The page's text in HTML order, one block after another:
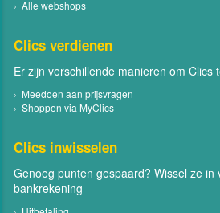
Alle webshops
Clics verdienen
Er zijn verschillende manieren om Clics
Meedoen aan prijsvragen
Shoppen via MyClics
Clics inwisselen
Genoeg punten gespaard? Wissel ze in
bankrekening